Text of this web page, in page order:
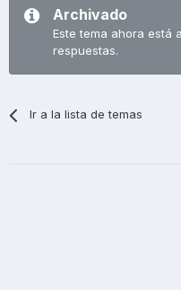
Archivado
Este tema ahora está
respuestas.
Ir a la lista de temas